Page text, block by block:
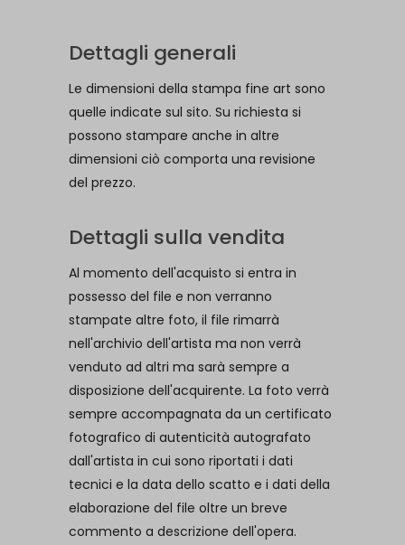
Dettagli generali
Le dimensioni della stampa fine art sono
quelle indicate sul sito. Su richiesta si
possono stampare anche in altre
dimensioni ciò comporta una revisione
del prezzo.
Dettagli sulla vendita
Al momento dell'acquisto si entra in
possesso del file e non verranno
stampate altre foto, il file rimarrà
nell'archivio dell'artista ma non verrà
venduto ad altri ma sarà sempre a
disposizione dell'acquirente. La foto verrà
sempre accompagnata da un certificato
fotografico di autenticità autografato
dall'artista in cui sono riportati i dati
tecnici e la data dello scatto e i dati della
elaborazione del file oltre un breve
commento a descrizione dell'opera.